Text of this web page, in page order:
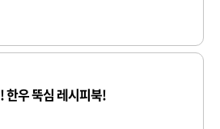
한우 뚝심 레시피북!